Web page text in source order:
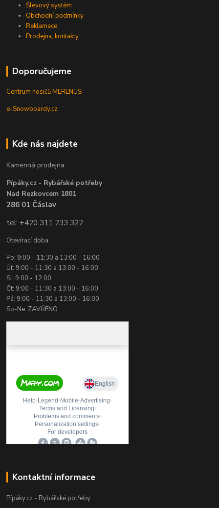
Slevový systém
Obchodní podmínky
Reklamace
Prodejna, kontakty
Doporučujeme
Centrum nosičů MERENUS
e-Snowboardy.cz
Kde nás najdete
Kamenná prodejna
Pípáky.cz - Rybářské potřeby
Nad Rezkovcem 1801
286 01 Čáslav
tel: +420 311 233 322
Otevírací doba:
Po: 9:00 - 11:30 a 13:00 - 16:00
Út: 9:00 - 11:30 a 13:00 - 16:00
St: 9:00 - 12:00
Čt: 9:00 - 11:30 a 13:00 - 16:00
Pá: 9:00 - 11:30 a 13:00 - 16:00
So-Ne: ZAVŘENO
Kontaktní informace
Pípáky.cz - Rybářské potřeby